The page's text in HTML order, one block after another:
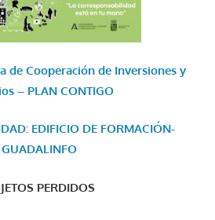
de Cooperación de Inversiones y
– PLAN CONTIGO
EDIFICIO DE FORMACIÓN-
GUADALINFO
PERDIDOS